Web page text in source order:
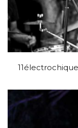
11électrochique